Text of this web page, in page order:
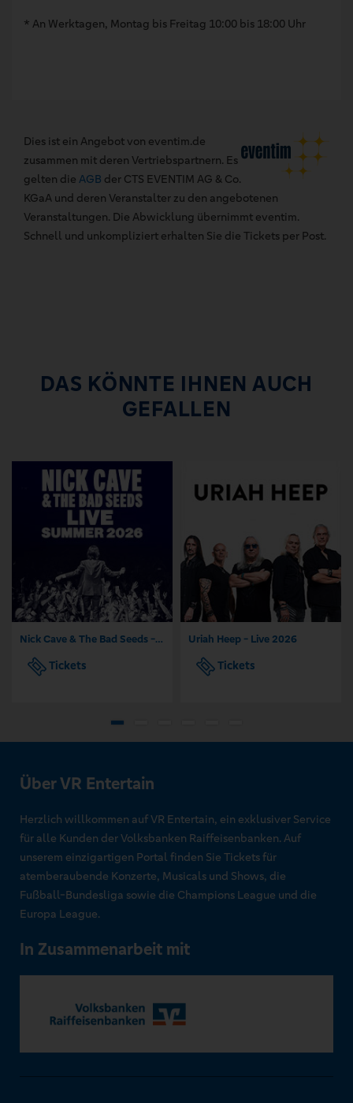
* An Werktagen, Montag bis Freitag 10:00 bis 18:00 Uhr
Dies ist ein Angebot von eventim.de
zusammen mit deren Vertriebspartnern. Es
gelten die AGB der CTS EVENTIM AG & Co.
KGaA und deren Veranstalter zu den angebotenen
Veranstaltungen. Die Abwicklung übernimmt eventim.
Schnell und unkompliziert erhalten Sie die Tickets per Post.
DAS KÖNNTE IHNEN AUCH
GEFALLEN
Nick Cave & The Bad Seeds - Tour 2026
Tickets
Uriah Heep - Live 2026
Tickets
Über VR Entertain
Herzlich willkommen auf VR Entertain, ein exklusiver Service
für alle Kunden der Volksbanken Raiffeisenbanken. Auf
unserem einzigartigen Portal finden Sie Tickets für
atemberaubende Konzerte, Musicals und Shows, die
Fußball-Bundesliga sowie die Champions League und die
Europa League.
In Zusammenarbeit mit